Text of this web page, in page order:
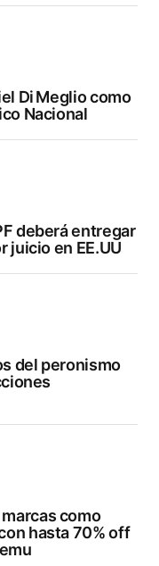
Di Meglio como
Nacional
deberá entregar
juicio en EE.UU
del peronismo
como
hasta 70% off